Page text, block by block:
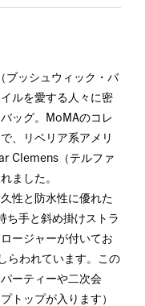
ブッシュウィック・バ
ルを愛する人々に密
ッグ。MoMAのコレ
、リベリア系アメリ
Clemens（テルファ
ました。
性と防水性に優れた
ち手と斜め掛けストラ
ージャーが付いてお
らわれています。この
ーティーや二次会
トップが入ります）